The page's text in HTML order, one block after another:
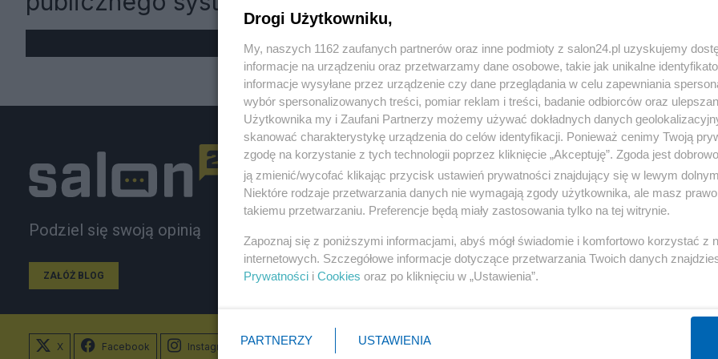
« WRÓĆ DO NOTKI
Podziel się swoją opinią
ZAŁÓŻ BLOG
Polityka
Rosja
PiS
Prezydent
NATO
Gospodarka
Biznes
Pieniądze
Inwestycje
Podatki
X Facebook Instagram
Drogi Użytkowniku,
My, naszych 1162 zaufanych partnerów oraz inne podmioty z salon24.pl uzyskujemy
informacje na urządzeniu oraz przetwarzamy dane osobowe, takie jak unikalne
informacje wysyłane przez urządzenie czy dane przeglądania w celu zapewniania
wybór spersonalizowanych treści, pomiar reklam i treści, badanie odbiorców oraz
Użytkownika my i Zaufani Partnerzy możemy używać dokładnych danych
skanować charakterystykę urządzenia do celów identyfikacji. Ponieważ cenimy Twoją
zgodę na korzystanie z tych technologii poprzez kliknięcie „Akceptuję”. Zgoda jest
ją zmienić/wycofać klikając przycisk ustawień prywatności znajdujący się w lewym
Niektóre rodzaje przetwarzania danych nie wymagają zgody użytkownika, ale masz
takiemu przetwarzaniu. Preferencje będą miały zastosowania tylko na tej witrynie.
Zapoznaj się z poniższymi informacjami, abyś mógł świadomie i komfortowo korzystać z
internetowych. Szczegółowe informacje dotyczące przetwarzania Twoich danych
Prywatności i Cookies oraz po kliknięciu w „Ustawienia”.
PARTNERZY USTAWIENIA